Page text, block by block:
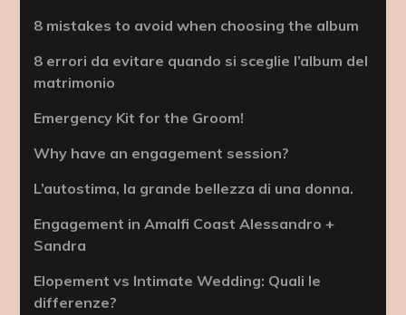
8 mistakes to avoid when choosing the album
8 errori da evitare quando si sceglie l’album del
matrimonio
Emergency Kit for the Groom!
Why have an engagement session?
L’autostima, la grande bellezza di una donna.
Engagement in Amalfi Coast Alessandro +
Sandra
Elopement vs Intimate Wedding: Quali le
differenze?